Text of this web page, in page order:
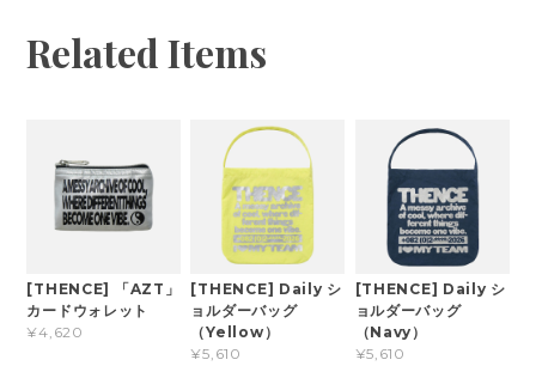
Related Items
[THENCE] 「AZT」
カードウォレット
¥4,620
[THENCE] Daily シ
ョルダーバッグ
（Yellow）
¥5,610
[THENCE] Daily シ
ョルダーバッグ
（Navy）
¥5,610